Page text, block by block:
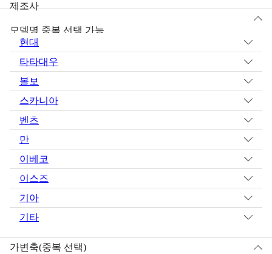
제조사
모델명 중복 선택 가능
현대
타타대우
볼보
스카니아
벤츠
만
이베코
이스즈
기아
기타
가변축(중복 선택)